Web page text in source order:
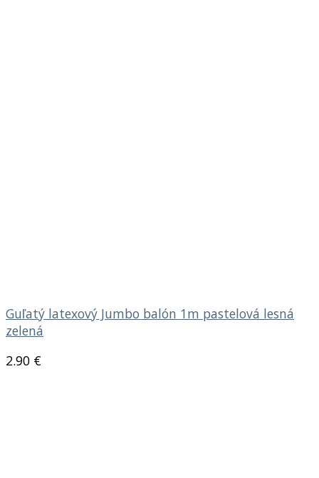
Guľatý latexový Jumbo balón 1m pastelová lesná
zelená
2.90 €